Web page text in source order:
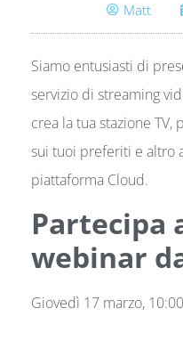
Matt
Siamo entusiasti di
servizio di streaming
crea la tua stazione
sui tuoi preferiti e altro
piattaforma Cloud.
Partecipa
webinar
Giovedì 17 marzo,